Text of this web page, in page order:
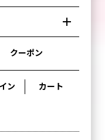
クーポン
ン カート